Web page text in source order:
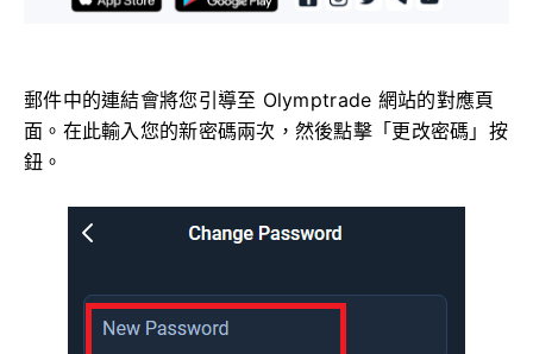
郵件中的連結會將您引導至 Olymptrade 網站的對應頁
面。在此輸入您的新密碼兩次，然後點擊「更改密碼」按
鈕。